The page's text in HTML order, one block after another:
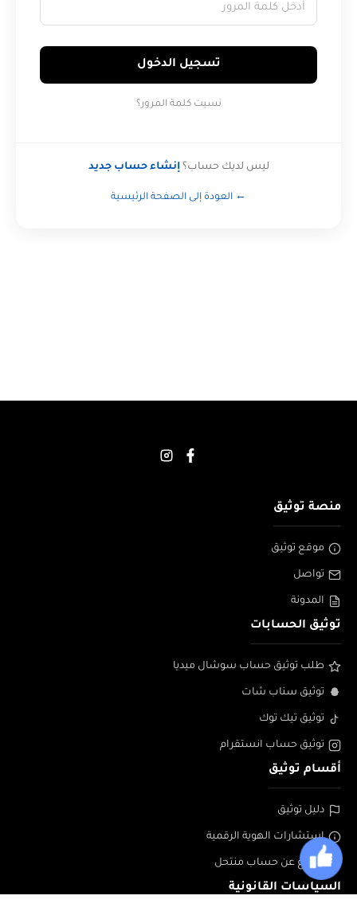
تسجيل الدخول
نسيت كلمة المرور؟
ليس لديك حساب؟إنشاء حساب جديد
← العودة إلى الصفحة الرئيسية
منصة توثيق
موقع توثيق
تواصل
المدونة
توثيق الحسابات
طلب توثيق حساب سوشال ميديا
توثيق سناب شات
توثيق تيك توك
توثيق حساب انستقرام
أقسام توثيق
دليل توثيق
إستشارات الهوية الرقمية
الابلاغ عن حساب منتحل
السياسات القانونية